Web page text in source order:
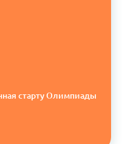
старту Олимпиады